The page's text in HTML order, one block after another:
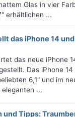
Glas in vier
erhältlichen ...
das iPhone 14
das neue iPhone
Das iPhone
6,1" und im
...
und Tipps: